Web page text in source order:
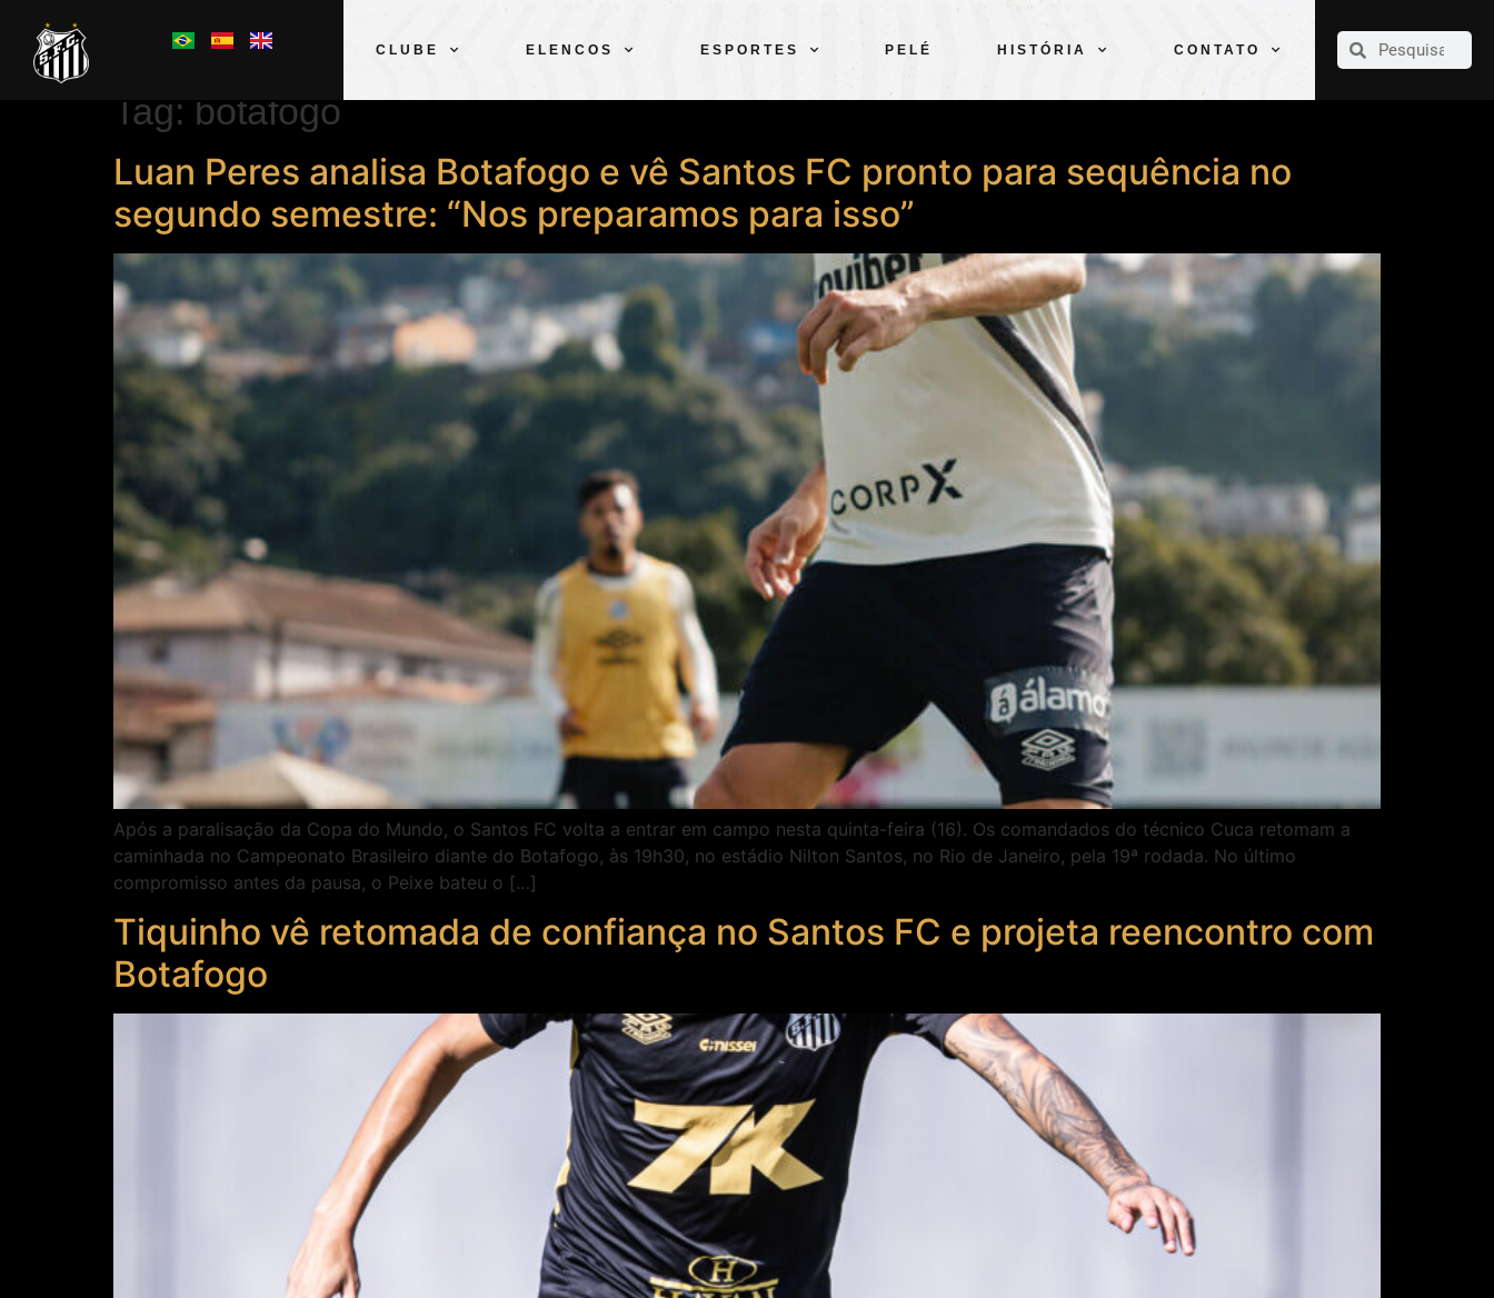
CLUBE ELENCOS ESPORTES PELÉ HISTÓRIA CONTATO
CLUBE
Tag: botafogo
Luan Peres analisa Botafogo e vê Santos FC pronto para sequência no
segundo semestre: “Nos preparamos para isso”
Após a paralisação da Copa do Mundo, o Santos FC volta a entrar em campo nesta quinta-feira (16). Os comandados do técnico Cuca retomam a
caminhada no Campeonato Brasileiro diante do Botafogo, às 19h30, no estádio Nilton Santos, no Rio de Janeiro, pela 19ª rodada. No último
compromisso antes da pausa, o Peixe bateu o […]
Tiquinho vê retomada de confiança no Santos FC e projeta reencontro com
Botafogo